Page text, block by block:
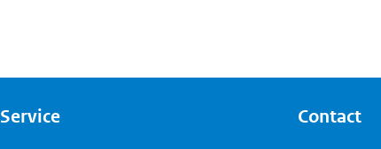
Service Contact